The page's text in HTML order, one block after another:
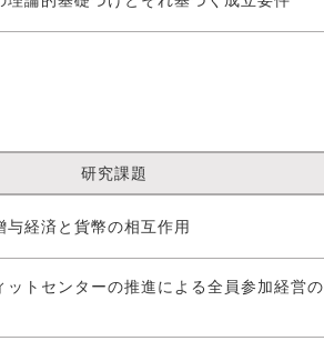
研究課題
与経済と貨幣の相互作用
ットセンターの推進による全員参加経営の